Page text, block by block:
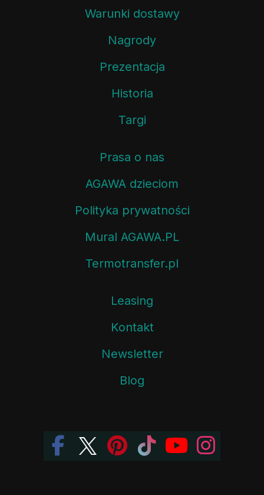
Warunki dostawy
Nagrody
Prezentacja
Historia
Targi
Prasa o nas
AGAWA dzieciom
Polityka prywatności
Mural AGAWA.PL
Termotransfer.pl
Leasing
Kontakt
Newsletter
Blog